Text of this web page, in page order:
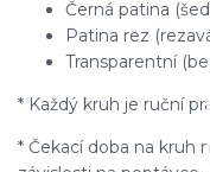
Černá patina
Patina rez
Transparentní
* Každý kruh je ruční
* Čekací doba na kruh